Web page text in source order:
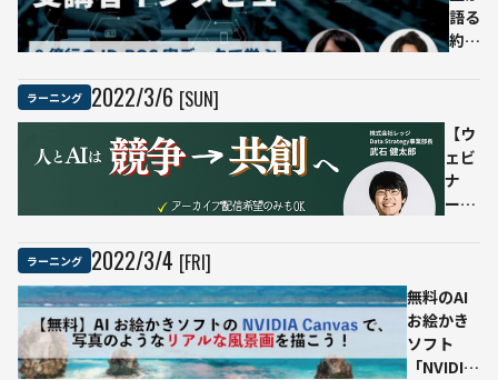
語る
約8
タを
使用
する
「リ
定」
研修
の受
講理
ラーニング 2022/3/6 [SUN]
【ウ
ェビ
ナ
ー】
「ジ
ェネ
レー
ティ
ラーニング 2022/3/4 [FRI]
無料のAI
お絵かき
ソフト
「NVIDIA